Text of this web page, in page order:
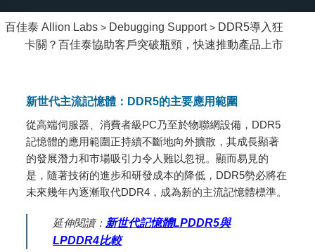
百佳泰 Allion Labs > Debugging Support> DDR5導入狂
卡關？百佳泰協助客戶突破瓶頸，快速推動產品上市
新世代主流記憶體：DDR5的主要應用範圍
從高端伺服器、消費者級PC乃至於物聯網設備，DDR5
記憶體的應用範圍正持續不斷地向外擴散，其成長顯著
的發展潛力和市場吸引力令人難以忽視。顯而易見的
是，隨著技術的進步和研發成本的降低，DDR5勢必將在
未來幾年內逐漸取代DDR4，成為新的主流記憶體標準。
延伸閱讀： 新世代記憶體LPDDR5與
LPDDR4比較